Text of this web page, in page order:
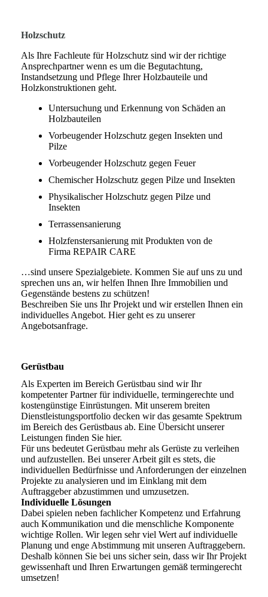
Holzschutz
Als Ihre Fachleute für Holzschutz sind wir der richtige
Ansprechpartner wenn es um die Begutachtung,
Instandsetzung und Pflege Ihrer Holzbauteile und
Holzkonstruktionen geht.
Untersuchung und Erkennung von Schäden an
Holzbauteilen
Vorbeugender Holzschutz gegen Insekten und
Pilze
Vorbeugender Holzschutz gegen Feuer
Chemischer Holzschutz gegen Pilze und Insekten
Physikalischer Holzschutz gegen Pilze und
Insekten
Terrassensanierung
Holzfenstersanierung mit Produkten von de
Firma REPAIR CARE
…sind unsere Spezialgebiete. Kommen Sie auf uns zu und
sprechen uns an, wir helfen Ihnen Ihre Immobilien und
Gegenstände bestens zu schützen!
Beschreiben Sie uns Ihr Projekt und wir erstellen Ihnen ein
individuelles Angebot. Hier geht es zu unserer
Angebotsanfrage.
Gerüstbau
Als Experten im Bereich Gerüstbau sind wir Ihr
kompetenter Partner für individuelle, termingerechte und
kostengünstige Einrüstungen. Mit unserem breiten
Dienstleistungsportfolio decken wir das gesamte Spektrum
im Bereich des Gerüstbaus ab. Eine Übersicht unserer
Leistungen finden Sie hier.
Für uns bedeutet Gerüstbau mehr als Gerüste zu verleihen
und aufzustellen. Bei unserer Arbeit gilt es stets, die
individuellen Bedürfnisse und Anforderungen der einzelnen
Projekte zu analysieren und im Einklang mit dem
Auftraggeber abzustimmen und umzusetzen.
Individuelle Lösungen
Dabei spielen neben fachlicher Kompetenz und Erfahrung
auch Kommunikation und die menschliche Komponente
wichtige Rollen. Wir legen sehr viel Wert auf individuelle
Planung und enge Abstimmung mit unseren Auftraggebern.
Deshalb können Sie bei uns sicher sein, dass wir Ihr Projekt
gewissenhaft und Ihren Erwartungen gemäß termingerecht
umsetzen!